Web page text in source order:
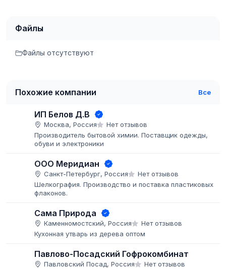
Файлы
Файлы отсутствуют
Похожие компании Все
ИП Белов Д.В
Москва, Россия
Нет отзывов
Производитель бытовой химии. Поставщик одежды,
обуви и электроники
ООО Меридиан
Санкт-Петербург, Россия
Нет отзывов
Шелкография. Производство и поставка пластиковых
флаконов.
Сама Природа
Каменномостский, Россия
Нет отзывов
Кухонная утварь из дерева оптом
Павлово-Посадский Гофрокомбинат
Павловский Посад, Россия
Нет отзывов